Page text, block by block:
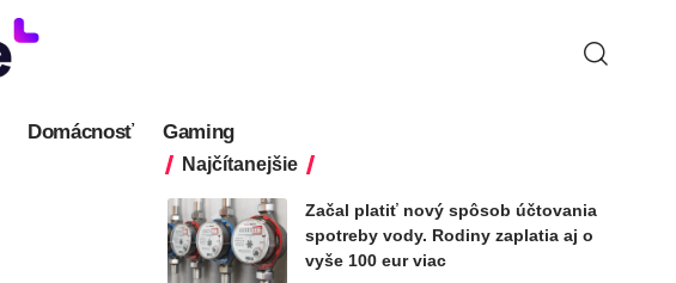
Domácnosť Gaming
Najčítanejšie
Začal platiť nový spôsob účtovania
spotreby vody. Rodiny zaplatia aj o
vyše 100 eur viac